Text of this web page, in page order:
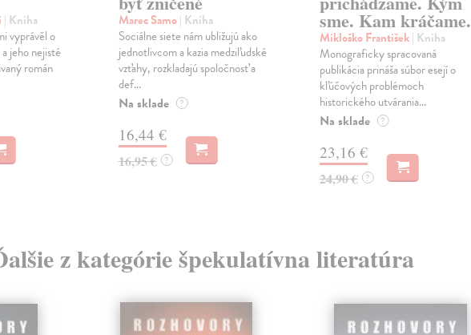
| Kniha
vyprávěl o
jeho nejisté
román
Marec Samo| Kniha
Sociálne siete nám ubližujú ako
jednotlivcom a kazia medziľudské
vzťahy, rozkladajú spoločnosť a
def...
Na sklade ?
16,44 €
16,95 € ?
sme. Kam kráčame.
Mikloško František| Kniha
Monograficky spracovaná
publikácia prináša súbor esejí o
kľúčových problémoch
historického utvárania...
Na sklade ?
23,16 €
24,90 € ?
z kategórie špekulatívna literatúra